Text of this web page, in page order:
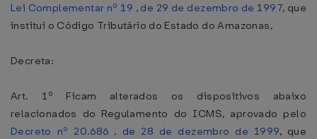
Lei Complementar nº 19 , de 29 de dezembro de 1997, que
institui o Código Tributário do Estado do Amazonas,
Decreta:
Art. 1º Ficam alterados os dispositivos abaixo
relacionados do Regulamento do ICMS, aprovado pelo
Decreto nº 20.686 , de 28 de dezembro de 1999, que